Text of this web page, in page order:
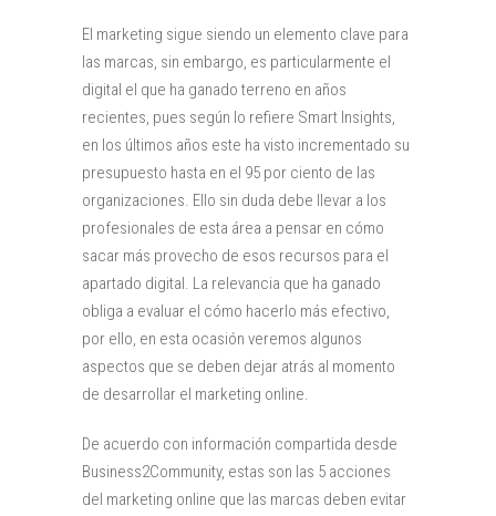
El marketing sigue siendo un elemento clave para
las marcas, sin embargo, es particularmente el
digital el que ha ganado terreno en años
recientes, pues según lo refiere Smart Insights,
en los últimos años este ha visto incrementado su
presupuesto hasta en el 95 por ciento de las
organizaciones. Ello sin duda debe llevar a los
profesionales de esta área a pensar en cómo
sacar más provecho de esos recursos para el
apartado digital. La relevancia que ha ganado
obliga a evaluar el cómo hacerlo más efectivo,
por ello, en esta ocasión veremos algunos
aspectos que se deben dejar atrás al momento
de desarrollar el marketing online.
De acuerdo con información compartida desde
Business2Community, estas son las 5 acciones
del marketing online que las marcas deben evitar